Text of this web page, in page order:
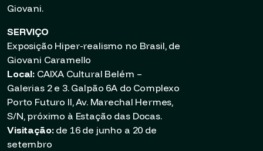
Giovani.
SERVIÇO
Exposição Hiper-realismo no Brasil, de
Giovani Caramello
Local: CAIXA Cultural Belém –
Galerias 2 e 3. Galpão 6A do Complexo
Porto Futuro II, Av. Marechal Hermes,
S/N, próximo à Estação das Docas.
Visitação:de 16 de junho a 20 de
setembro